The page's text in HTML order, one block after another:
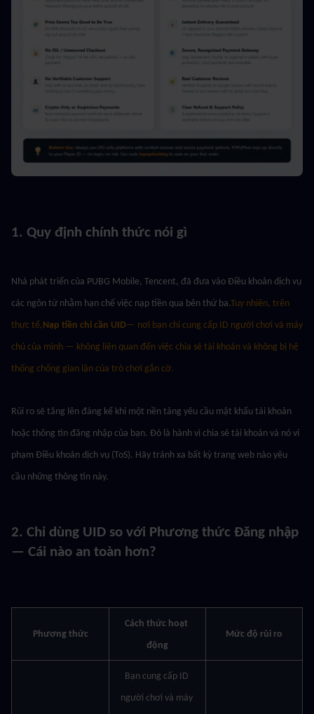
1. Quy định chính thức nói gì
Nhà phát triển của PUBG Mobile, Tencent, đã đưa vào Điều khoản dịch vụ
các ngôn từ nhằm hạn chế việc nạp tiền qua bên thứ ba.Tuy nhiên, trên
thực tế,Nạp tiền chỉ cần UID— nơi bạn chỉ cung cấp ID người chơi và máy
chủ của mình — không liên quan đến việc chia sẻ tài khoản và không bị hệ
thống chống gian lận của trò chơi gắn cờ.
Rủi ro sẽ tăng lên đáng kể khi một nền tảng yêu cầu mật khẩu tài khoản
hoặc thông tin đăng nhập của bạn. Đó là hành vi chia sẻ tài khoản và nó vi
phạm Điều khoản dịch vụ (ToS). Hãy tránh xa bất kỳ trang web nào yêu
cầu những thông tin này.
2. Chỉ dùng UID so với Phương thức Đăng nhập
— Cái nào an toàn hơn?
Phương thức
Cách thức hoạt
động
Mức độ rủi ro
Bạn cung cấp ID
người chơi và máy